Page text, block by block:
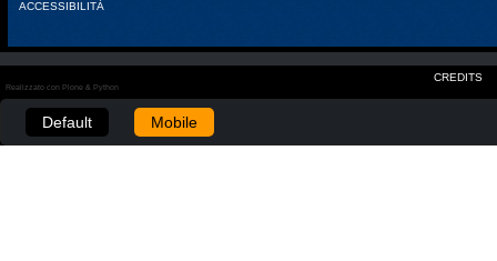
ACCESSIBILITÀ
CREDITS
Realizzato con Plone & Python
Default Mobile